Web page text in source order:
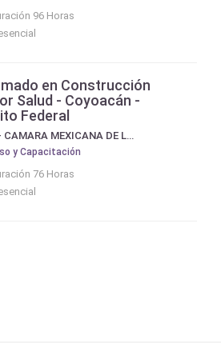
96 Horas
en Construcción
Salud - Coyoacán -
Federal
CMIC - CAMARA MEXICANA DE LA INDUSTRIA DE LA CONSTRUCCION
y Capacitación
76 Horas